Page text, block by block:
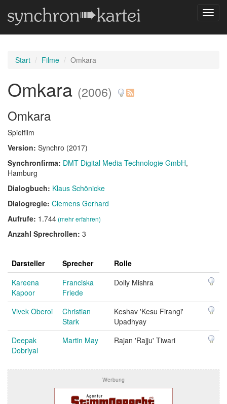
Start Filme Omkara
Omkara (2006)
Omkara
Spielfilm
Version: Synchro (2017)
Synchronfirma: DMT Digital Media Technologie GmbH,
Hamburg
Dialogbuch: Klaus Schönicke
Dialogregie: Clemens Gerhard
Aufrufe: 1.744(mehr erfahren)
Anzahl Sprechrollen: 3
Darsteller Sprecher
Rolle
Kareena
Kapoor
Franciska
Friede
Dolly Mishra
Vivek Oberoi
Christian
Stark
Keshav 'Kesu Firangi'
Upadhyay
Deepak
Dobriyal
Martin May Rajan 'Rajju' Tiwari
Werbung